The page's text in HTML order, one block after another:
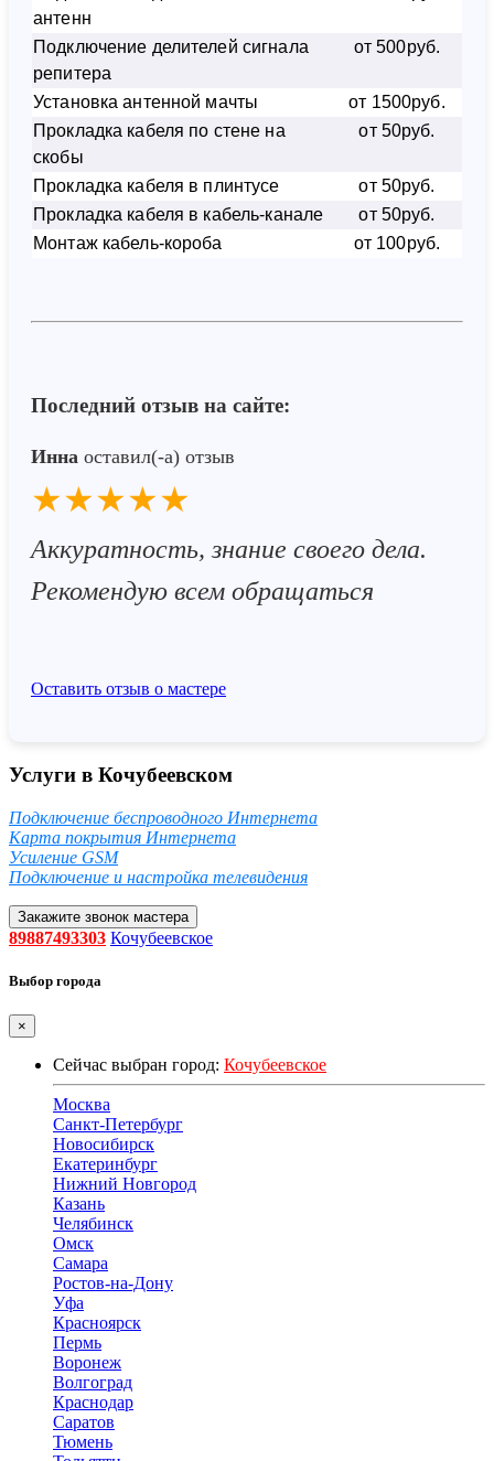
антенн
Подключение делителей сигнала
репитера
от 500руб.
Установка антенной мачты
от 1500руб.
Прокладка кабеля по стене на
скобы
от 50руб.
Прокладка кабеля в плинтусе
от 50руб.
Прокладка кабеля в кабель-канале
от 50руб.
Монтаж кабель-короба
от 100руб.
Последний отзыв на сайте:
Инна оставил(-а) отзыв
★★★★★
Аккуратность, знание своего дела.
Рекомендую всем обращаться
Оставить отзыв о мастере
Услуги в Кочубеевском
Подключение беспроводного Интернета
Карта покрытия Интернета
Усиление GSM
Подключение и настройка телевидения
Закажите звонок мастера
89887493303 Кочубеевское
Выбор города
×
Сейчас выбран город: Кочубеевское
Москва
Санкт-Петербург
Новосибирск
Екатеринбург
Нижний Новгород
Казань
Челябинск
Омск
Самара
Ростов-на-Дону
Уфа
Красноярск
Пермь
Воронеж
Волгоград
Краснодар
Саратов
Тюмень